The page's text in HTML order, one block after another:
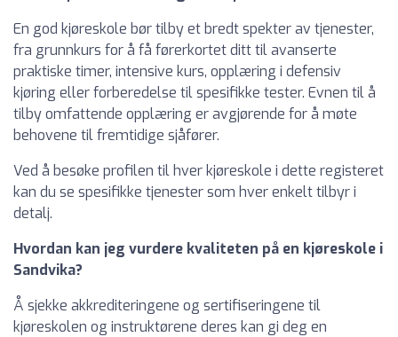
En god kjøreskole bør tilby et bredt spekter av tjenester,
fra grunnkurs for å få førerkortet ditt til avanserte
praktiske timer, intensive kurs, opplæring i defensiv
kjøring eller forberedelse til spesifikke tester. Evnen til å
tilby omfattende opplæring er avgjørende for å møte
behovene til fremtidige sjåfører.
Ved å besøke profilen til hver kjøreskole i dette registeret
kan du se spesifikke tjenester som hver enkelt tilbyr i
detalj.
Hvordan kan jeg vurdere kvaliteten på en kjøreskole i
Sandvika?
Å sjekke akkrediteringene og sertifiseringene til
kjøreskolen og instruktørene deres kan gi deg en